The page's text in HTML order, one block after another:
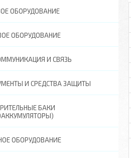
ОБОРУДОВАНИЕ
ОБОРУДОВАНИЕ
И СВЯЗЬ
И СРЕДСТВА ЗАЩИТЫ
БАКИ
ОБОРУДОВАНИЕ